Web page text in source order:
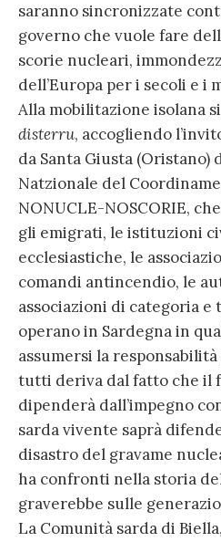
saranno sincronizzate
governo che vuole fare
scorie nucleari,
dell’Europa per i secoli e i
Alla mobilitazione isolana
disterru, accogliendo
da Santa Giusta (Oristano)
Natzionale del
NONUCLE-NOSCORIE,
gli emigrati, le istituzioni
ecclesiastiche, le
comandi antincendio, le
associazioni di categoria
operano in Sardegna in
assumersi la
tutti deriva dal fatto che il
dipenderà dall’impegno
sarda vivente saprà
disastro del gravame
ha confronti nella storia
graverebbe sulle
La Comunità sarda di